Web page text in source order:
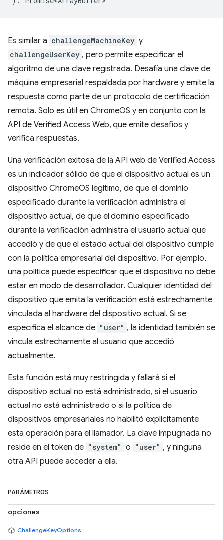
Es similar a challengeMachineKey y
challengeUserKey , pero permite especificar el
algoritmo de una clave registrada. Desafía una clave de
máquina empresarial respaldada por hardware y emite la
respuesta como parte de un protocolo de certificación
remota. Solo es útil en ChromeOS y en conjunto con la
API de Verified Access Web, que emite desafíos y
verifica respuestas.
Una verificación exitosa de la API web de Verified Access
es un indicador sólido de que el dispositivo actual es un
dispositivo ChromeOS legítimo, de que el dominio
especificado durante la verificación administra el
dispositivo actual, de que el dominio especificado
durante la verificación administra el usuario actual que
accedió y de que el estado actual del dispositivo cumple
con la política empresarial del dispositivo. Por ejemplo,
una política puede especificar que el dispositivo no debe
estar en modo de desarrollador. Cualquier identidad del
dispositivo que emita la verificación está estrechamente
vinculada al hardware del dispositivo actual. Si se
especifica el alcance de "user" , la identidad también se
vincula estrechamente al usuario que accedió
actualmente.
Esta función está muy restringida y fallará si el
dispositivo actual no está administrado, si el usuario
actual no está administrado o si la política de
dispositivos empresariales no habilitó explícitamente
esta operación para el llamador. La clave impugnada no
reside en el token de "system" o "user" , y ninguna
otra API puede acceder a ella.
PARÁMETROS
opciones
ChallengeKeyOptions